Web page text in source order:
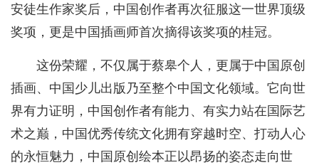
安徒生作家奖后，中国创作者再次征服这一世界顶级
奖项，更是中国插画师首次摘得该奖项的桂冠。
这份荣耀，不仅属于蔡皋个人，更属于中国原创
插画、中国少儿出版乃至整个中国文化领域。它向世
界有力证明，中国创作者有能力、有实力站在国际艺
术之巅，中国优秀传统文化拥有穿越时空、打动人心
的永恒魅力，中国原创绘本正以昂扬的姿态走向世